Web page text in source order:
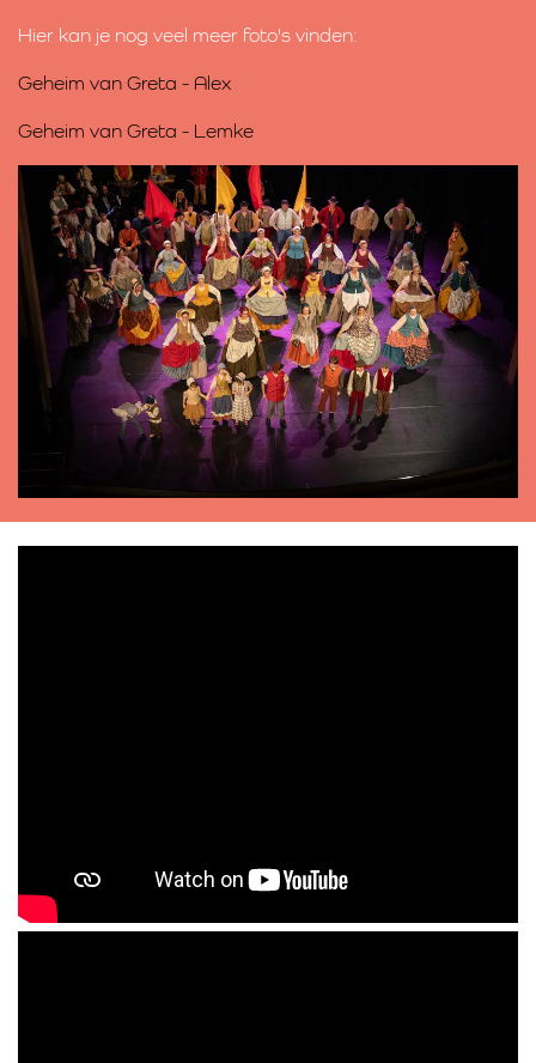
Hier kan je nog veel meer foto's vinden:
Geheim van Greta - Alex
Geheim van Greta - Lemke